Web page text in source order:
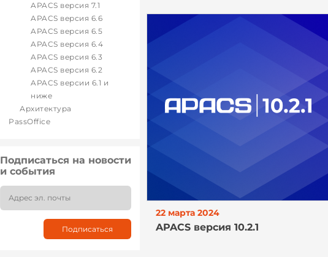
APACS версия 7.1
APACS версия 6.6
APACS версия 6.5
APACS версия 6.4
APACS версия 6.3
APACS версия 6.2
APACS версии 6.1 и
ниже
Архитектура
PassOffice
Подписаться на новости
и события
22 марта 2024
APACS версия 10.2.1